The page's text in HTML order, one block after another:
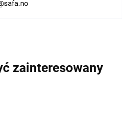
zainteresowany